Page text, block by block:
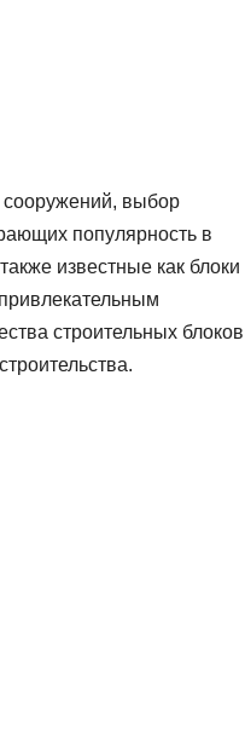
сооружений, выбор
популярность в
известные как блоки
строительных блоков